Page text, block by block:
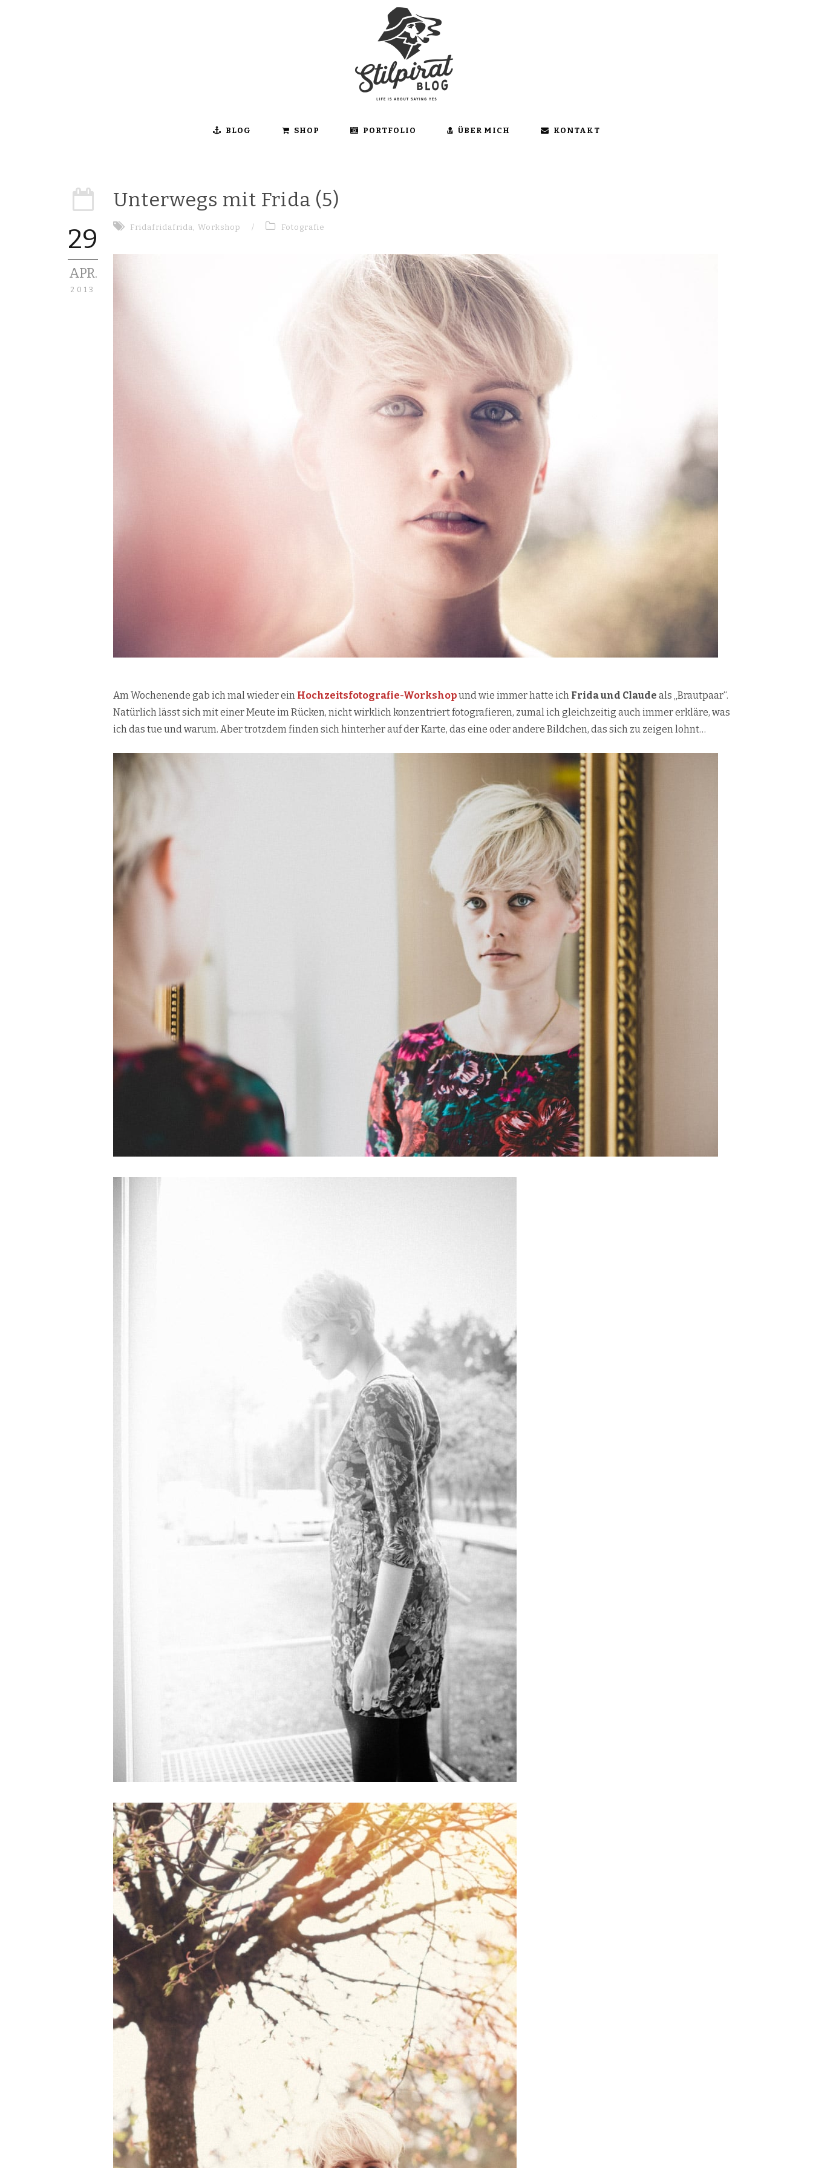
BLOG SHOP PORTFOLIO ÜBER MICH KONTAKT
29
APR.
2013
Unterwegs mit Frida (5)
Fridafridafrida, Workshop / Fotografie
Am Wochenende gab ich mal wieder ein Hochzeitsfotografie-Workshopund wie immer hatte ich Frida und Claude als „Brautpaar“.
Natürlich lässt sich mit einer Meute im Rücken, nicht wirklich konzentriert fotografieren, zumal ich gleichzeitig auch immer erkläre, was
ich das tue und warum. Aber trotzdem finden sich hinterher auf der Karte, das eine oder andere Bildchen, das sich zu zeigen lohnt…